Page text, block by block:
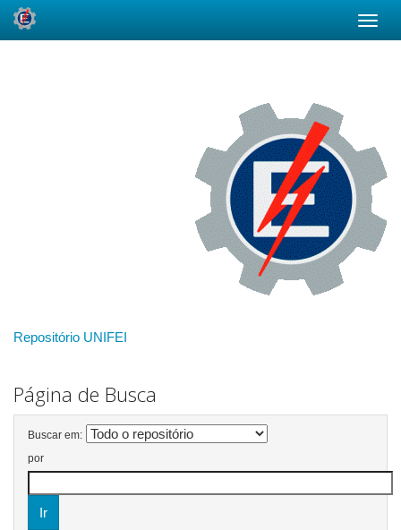
Repositório UNIFEI
Página de Busca
Buscar em:
por